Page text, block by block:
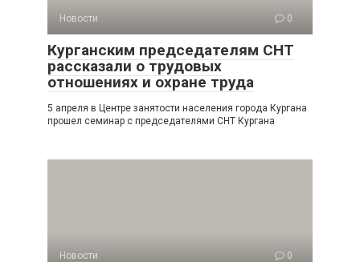
Новости 0
Курганским председателям СНТ
рассказали о трудовых
отношениях и охране труда
5 апреля в Центре занятости населения города Кургана
прошел семинар с председателями СНТ Кургана
Новости 0